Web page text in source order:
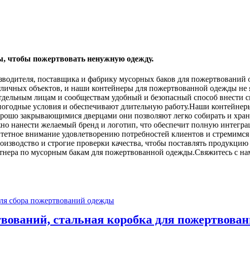
чтобы пожертвовать ненужную одежду.
поставщика и фабрику мусорных баков для
объектов, и наши контейнеры для пожертвованной одежды
лицам и сообществам удобный и безопасный способ внести
условия и обеспечивают длительную работу.Наши
закрывающимися дверцами они позволяют легко собирать и
желаемый бренд и логотип, что обеспечит полную
внимание удовлетворению потребностей клиентов и стремимся
и строгие проверки качества, чтобы поставлять
по мусорным бакам для пожертвованной одежды.Свяжитесь с
стальная коробка для